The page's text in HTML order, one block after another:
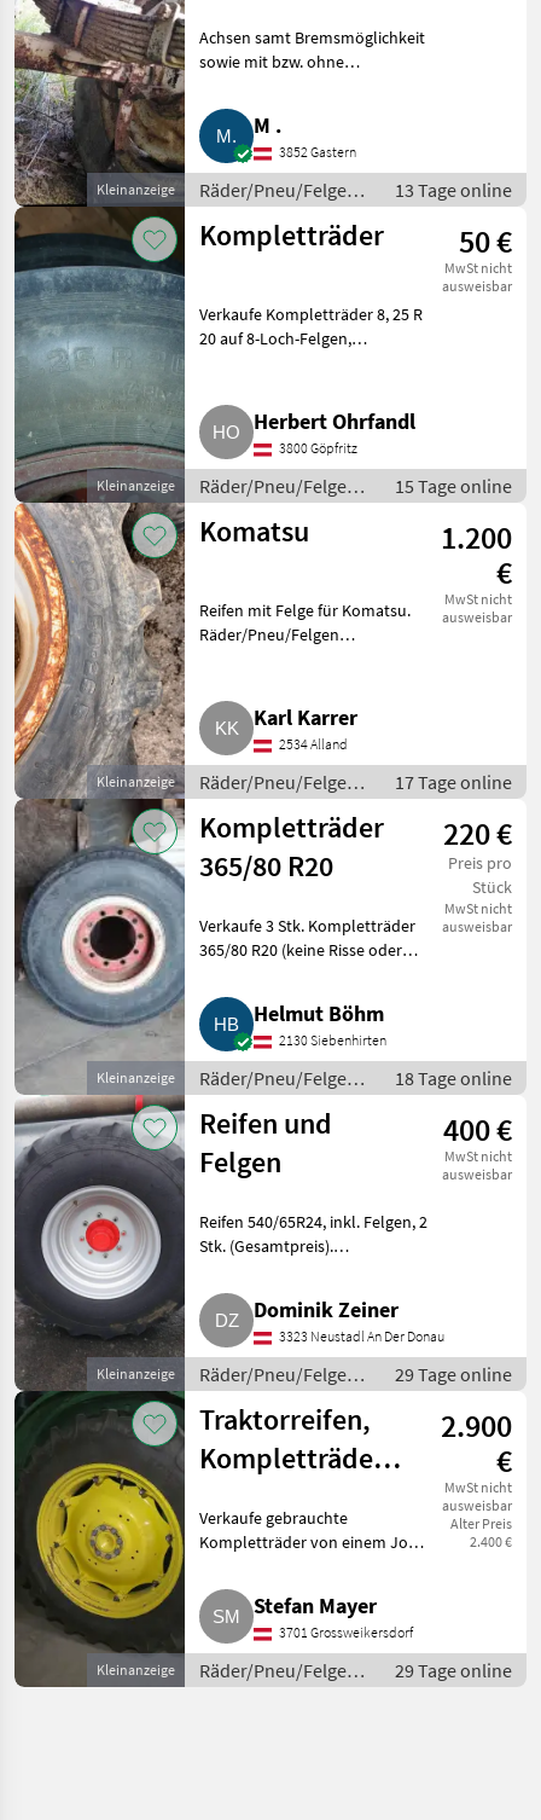
Kleinanzeige
Achsen samt Bremsmöglichkeit
sowie mit bzw. ohne
Rädern. Kompletträder für
Hänger, Kipper, Streuer,
Ladewagen, Blattfedern etc.
Alternativ
M .
3852 Gastern
Räder/Pneu/Felgen /
Kompletträder
13 Tage online
Kleinanzeige
Kompletträder 50 €
MwSt nicht
ausweisbar
Verkaufe Kompletträder 8, 25 R
20 auf 8-Loch-Felgen,
Stk.. Räder/Pneu/Felgen
KompletträderHerbert Ohrfandl
3800 Göpfritz
Räder/Pneu/Felgen /
Kompletträder
15 Tage online
Kleinanzeige
Komatsu
1.200
€
MwSt nicht
ausweisbar
Reifen mit Felge für Komatsu.
Räder/Pneu/Felgen
Karl Karrer
2534 Alland
Räder/Pneu/Felgen /
Kompletträder
17 Tage online
Kleinanzeige
Kompletträder
365/80 R20
220 €
Preis pro
Stück
MwSt nicht
ausweisbar
Verkaufe 3 Stk. Kompletträder
365/80 R20 (keine Risse oder
Lochfelgen. Räder/Pneu/Felgen
KompletträderHelmut Böhm
2130 Siebenhirten
Räder/Pneu/Felgen /
Kompletträder
18 Tage online
Kleinanzeige
Reifen und
Felgen
400 €
MwSt nicht
ausweisbar
Reifen 540/65R24, inkl. Felgen, 2
Stk. (Gesamtpreis).
Kompletträder
Dominik Zeiner
3323 Neustadl An Der Donau
Räder/Pneu/Felgen /
Kompletträder
29 Tage online
Kleinanzeige
Traktorreifen,
Kompletträder
2.900
€
MwSt nicht
ausweisbar
Alter Preis
2.400 €
Verkaufe gebrauchte
Kompletträder von einem John
auf Kulturräder. Die Räder sind
in einem sehr guten Zustand.
Auch getrennter Verkauf (nu
Stefan Mayer
3701 Grossweikersdorf
Räder/Pneu/Felgen /
Kompletträder
29 Tage online